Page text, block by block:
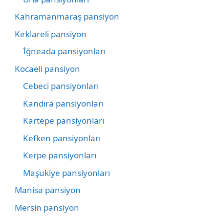
Kahramanmaraş pansiyon
Kırklareli pansiyon
İğneada pansiyonları
Kocaeli pansiyon
Cebeci pansiyonları
Kandıra pansiyonları
Kartepe pansiyonları
Kefken pansiyonları
Kerpe pansiyonları
Maşukiye pansiyonları
Manisa pansiyon
Mersin pansiyon